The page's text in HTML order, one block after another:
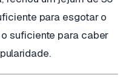
para esgotar o
suficiente para caber